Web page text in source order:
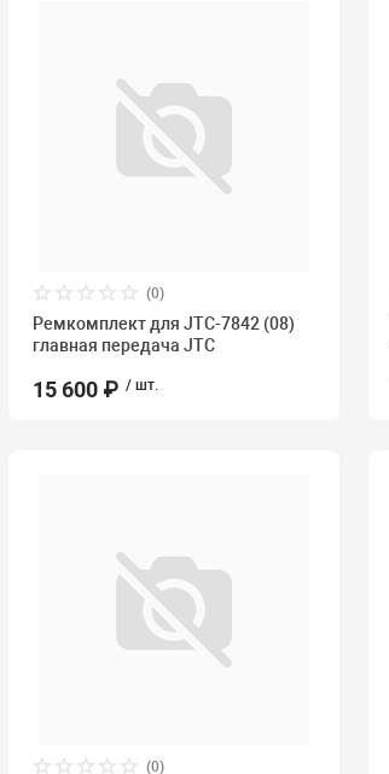
(0)
Ремкомплект для JTC-7842 (08)
главная передача JTC
15 600 ₽ / шт.
(0)